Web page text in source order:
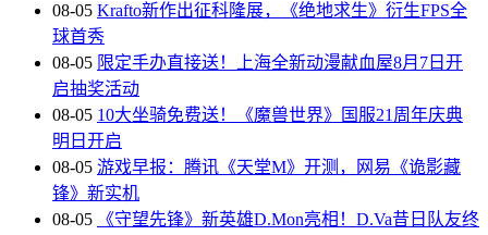
08-05 Krafto新作出征科隆展，《绝地求生》衍生FPS全
球首秀
08-05 限定手办直接送！上海全新动漫献血屋8月7日开
启抽奖活动
08-05 10大坐骑免费送！《魔兽世界》国服21周年庆典
明日开启
08-05 游戏早报：腾讯《天堂M》开测，网易《诡影藏
锋》新实机
08-05
《守望先锋》新英雄D.Mon亮相！D.Va昔日队友终